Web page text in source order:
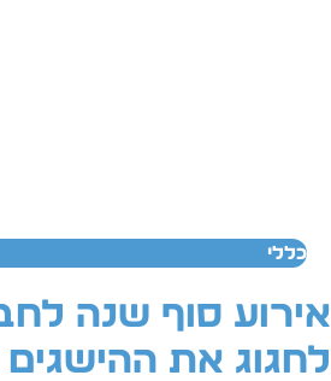
כללי
סוף שנה
את ההישגים